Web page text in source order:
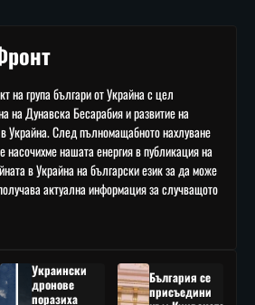
на група българи от Украйна с цел
на Дунавска Бесарабия и развитие на
Украйна. След пълномащабното нахлуване
нашата енергия в публикация на
в Украйна на български език за да може
актуална информация за случващото
Украински
дронове
поразиха
България се
присъедини